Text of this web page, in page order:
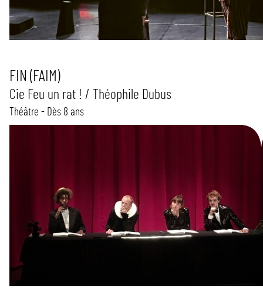
FIN (FAIM)
Cie Feu un rat ! / Théophile Dubus
Théâtre - Dès 8 ans